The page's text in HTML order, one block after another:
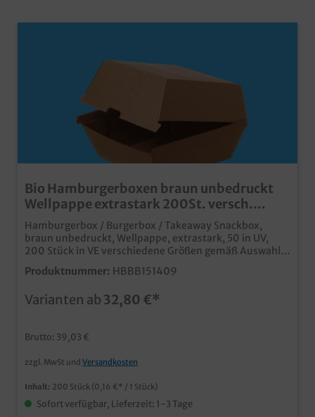
Bio Hamburgerboxen braun unbedruckt
Wellpappe extrastark 200St. versch.
Größen
Hamburgerbox / Burgerbox / Takeaway Snackbox,
braun unbedruckt, Wellpappe, extrastark, 50 in UV,
200 Stück in VE verschiedene Größen gemäß Auswahl, L
> 11,5x11,5x9cm (Bodenmaß) 14,5x14,5cm (Öffnung)XL
> 13x13x9cm (Bodenmaß) 15,2x15,2cm (Öffnung) 📦
für Burger und Snacks♨️ Gute Wärmeisolierung für
Perfekt für individuelle Bedruckungen und Branding
Produktnummer: HBBB151409
Varianten ab 32,80 €*
Brutto: 39,03 €
zzgl. MwSt und Versandkosten
Inhalt: 200 Stück (0,16 €* / 1 Stück)
Sofort verfügbar, Lieferzeit: 1-3 Tage